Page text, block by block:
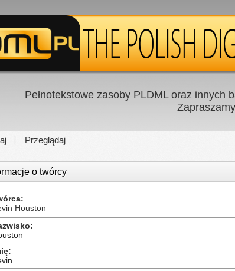
Pełnotekstowe zasoby PLDML oraz innych
Przeglądaj
o twórcy
Houston